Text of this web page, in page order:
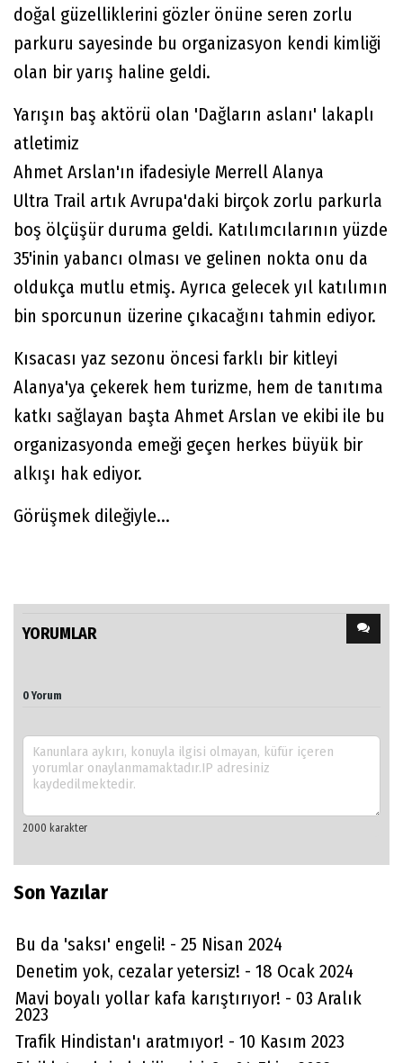
doğal güzelliklerini gözler önüne seren zorlu
parkuru sayesinde bu organizasyon kendi kimliği
olan bir yarış haline geldi.
Yarışın baş aktörü olan 'Dağların aslanı' lakaplı
atletimiz
Ahmet Arslan'ın ifadesiyle Merrell Alanya
Ultra Trail artık Avrupa'daki birçok zorlu parkurla
boş ölçüşür duruma geldi. Katılımcılarının yüzde
35'inin yabancı olması ve gelinen nokta onu da
oldukça mutlu etmiş. Ayrıca gelecek yıl katılımın
bin sporcunun üzerine çıkacağını tahmin ediyor.
Kısacası yaz sezonu öncesi farklı bir kitleyi
Alanya'ya çekerek hem turizme, hem de tanıtıma
katkı sağlayan başta Ahmet Arslan ve ekibi ile bu
organizasyonda emeği geçen herkes büyük bir
alkışı hak ediyor.
Görüşmek dileğiyle...
YORUMLAR
0 Yorum
Son Yazılar
Bu da 'saksı' engeli! - 25 Nisan 2024
Denetim yok, cezalar yetersiz! - 18 Ocak 2024
Mavi boyalı yollar kafa karıştırıyor! - 03 Aralık
2023
Trafik Hindistan'ı aratmıyor! - 10 Kasım 2023